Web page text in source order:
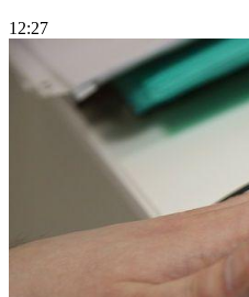
12:27